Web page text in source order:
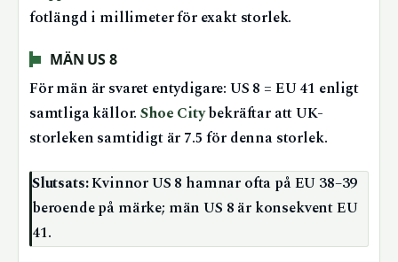
fotlängd i millimeter för exakt storlek.
MÄN US 8
För män är svaret entydigare: US 8 = EU 41 enligt
samtliga källor.Shoe Citybekräftar att UK-
storleken samtidigt är 7.5 för denna storlek.
Slutsats:Kvinnor US 8 hamnar ofta på EU 38–39
beroende på märke; män US 8 är konsekvent EU
41.